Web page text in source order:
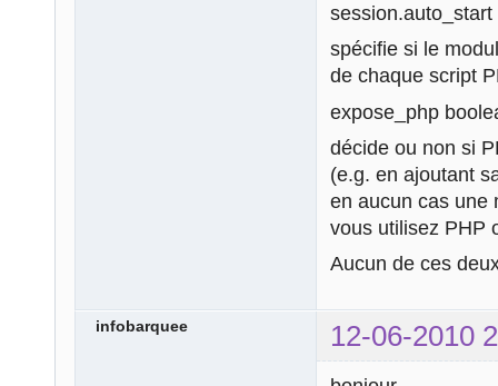
session.auto_start
spécifie si le
de chaque script
expose_php
décide ou non si
(e.g. en ajoutant
en aucun cas une
vous utilisez PHP
Aucun de ces
infobarquee 12-06-2010